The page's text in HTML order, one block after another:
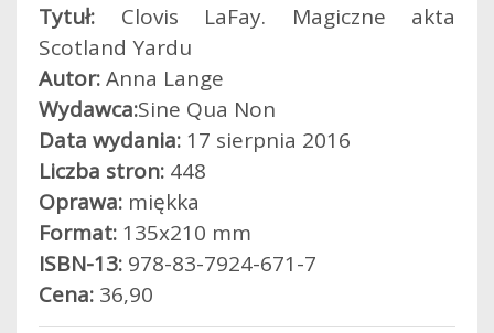
Tytuł: Clovis LaFay. Magiczne akta
Scotland Yardu
Autor:Anna Lange
Wydawca:Sine Qua Non
Data wydania: 17 sierpnia 2016
Liczba stron: 448
Oprawa: miękka
Format: 135x210 mm
ISBN-13: 978-83-7924-671-7
Cena: 36,90